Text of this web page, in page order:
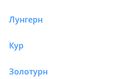
Лунгерн
Кур
Золотурн